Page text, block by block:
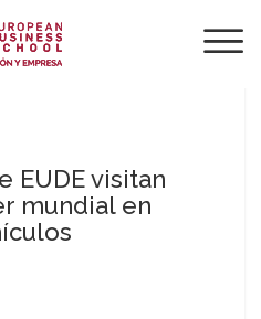
EUDE visitan
mundial en